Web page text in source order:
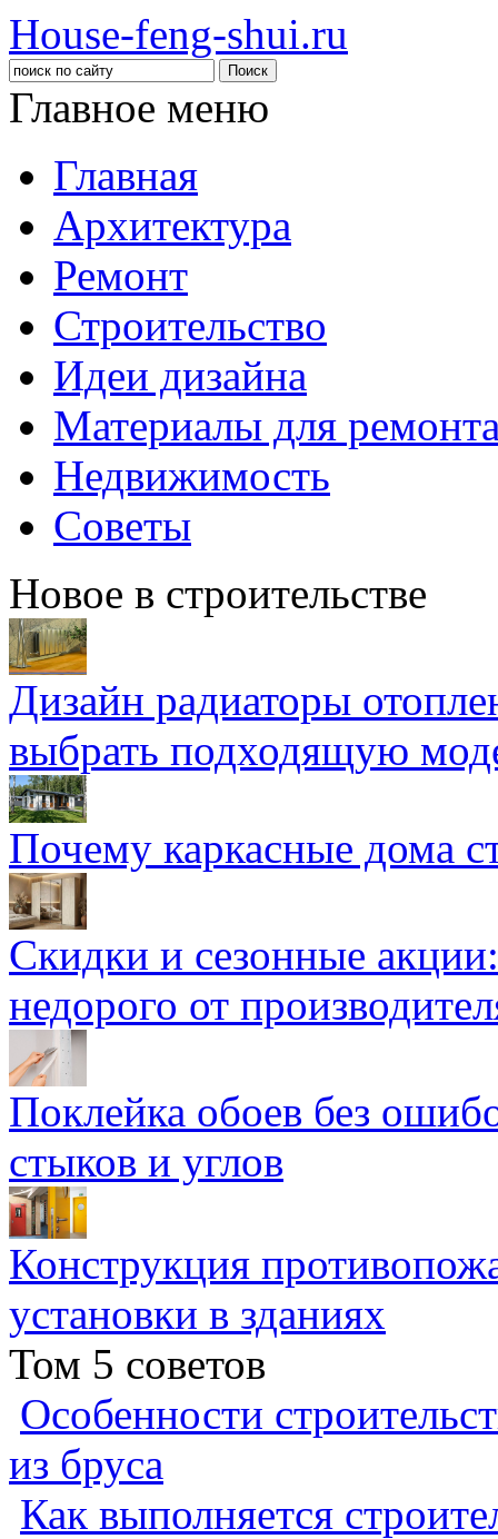
House-feng-shui.ru
Главное меню
Главная
Архитектура
Ремонт
Строительство
Идеи дизайна
Материалы для
Недвижимость
Советы
Новое в строительстве
Дизайн радиаторы
выбрать подходящую
Почему каркасные дома
Скидки и сезонные
недорого от
Поклейка обоев без
стыков и углов
Конструкция
установки в зданиях
Том 5 советов
Особенности
из бруса
Как выполняется